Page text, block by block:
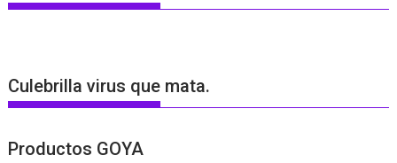
Culebrilla virus que mata.
Productos GOYA